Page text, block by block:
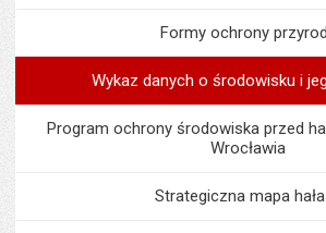
Formy ochrony
Wykaz danych o środowisku i
Program ochrony środowiska przed
Wrocławia
Strategiczna mapa